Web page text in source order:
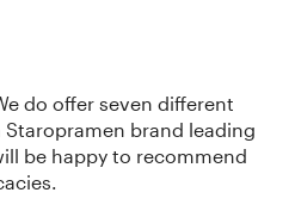
do offer seven different
brand leading
be happy to recommend